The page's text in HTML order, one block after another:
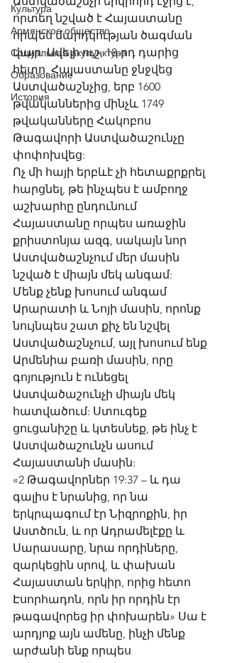
Культура
Армянское общество
Социальная акупунктура
Образование
История
որտեղ նշված է Հայաստանը
որպես մարդկության ծագման
վայր: Ավելի ուշ, 18-րդ դարից
հետո, Հայաստանը ջնջվեց
Աստվածաշնչից, երբ 1600
թվականներից մինչև 1749
թվականները Հակոբոս
Թագավորի Աստվածաշունչը
փոփոխվեց:
Ոչ մի հայի երբևէ չի հետաքրքրել
հարցնել, թե ինչպես է ամբողջ
աշխարհը ընդունում
Հայաստանը որպես առաջին
քրիստոնյա ազգ, սակայն նոր
Աստվածաշնչում մեր ​​մասին
նշված է միայն մեկ անգամ:
Մենք չենք խոսում անգամ
Արարատի և Նոյի մասին, որոնք
նույնպես շատ քիչ են նշվել
Աստվածաշնչում, այլ խոսում ենք
Արմենիա բառի մասին, որը
գոյություն է ունեցել
Աստվածաշունչի միայն մեկ
հատվածում: Ստուգեք
ցուցանիշը և կտեսնեք, թե ինչ է
Աստվածաշունչն ասում
Հայաստանի մասին:
«2 Թագավորներ 19:37 – և դա
գալիս է նրանից, որ նա
երկրպագում էր Նիզրոքին, իր
Աստծուն, և որ Ադրամելէքը և
Սարասարը, նրա որդիները,
զարկեցին սրով, և փախան
Հայաստան երկիր, որից հետո
Էսորհադոն, որն իր որդին էր
թագավորեց իր փոխարեն» Սա է
արդյոք այն ամենը, ինչի մենք
արժանի ենք որպես